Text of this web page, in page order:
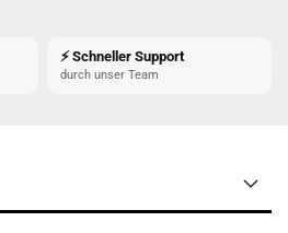
⚡ Schneller Support
durch unser Team